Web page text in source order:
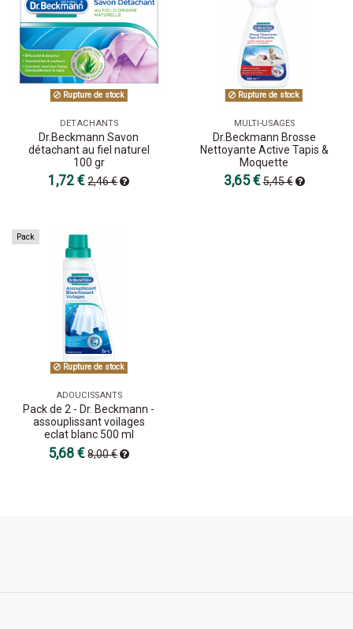
Rupture de stock
DETACHANTS
Dr.Beckmann Savon
détachant au fiel naturel
100 gr
1,72 €2,46 €
Rupture de stock
MULTI-USAGES
Dr.Beckmann Brosse
Nettoyante Active Tapis &
Moquette
3,65 €5,45 €
Pack
Rupture de stock
ADOUCISSANTS
Pack de 2 - Dr. Beckmann -
assouplissant voilages
eclat blanc 500 ml
5,68 €8,00 €